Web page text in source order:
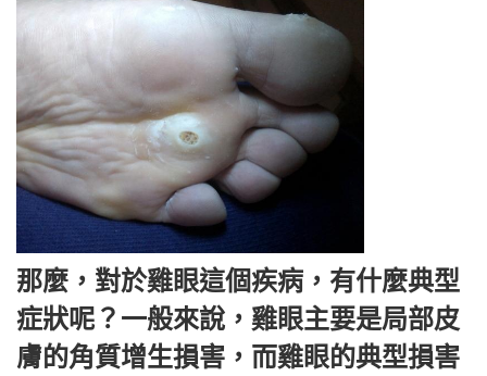
那麼，對於雞眼這個疾病，有什麼典型
症狀呢？一般來說，雞眼主要是局部皮
膚的角質增生損害，而雞眼的典型損害